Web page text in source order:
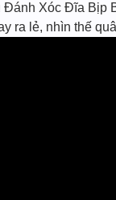
Đánh Xóc Đĩa Bịp
ra lẻ, nhìn thế